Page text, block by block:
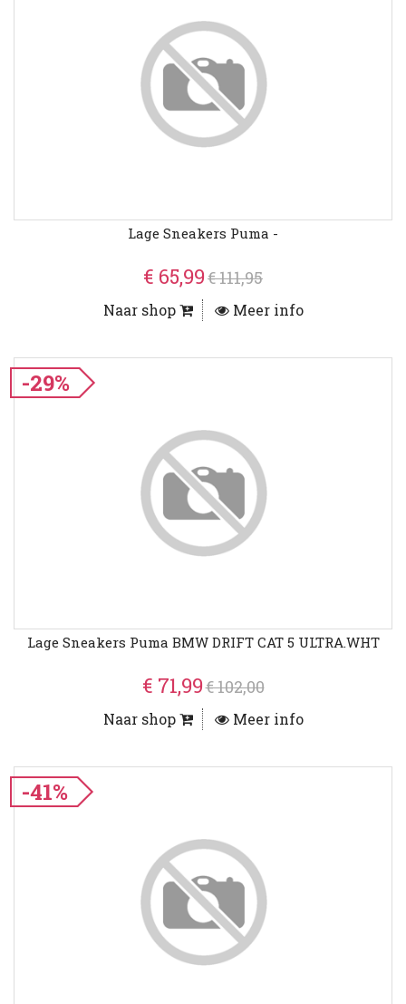
Lage Sneakers Puma -
€ 65,99€ 111,95
Naar shop Meer info
-29%
Lage Sneakers Puma BMW DRIFT CAT 5 ULTRA.WHT
€ 71,99€ 102,00
Naar shop Meer info
-41%